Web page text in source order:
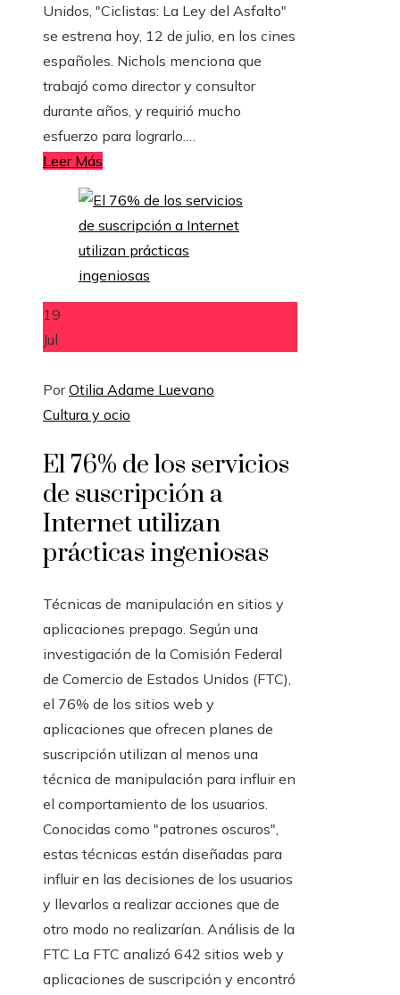
Unidos, "Ciclistas: La Ley del Asfalto"
se estrena hoy, 12 de julio, en los cines
españoles. Nichols menciona que
trabajó como director y consultor
durante años, y requirió mucho
esfuerzo para lograrlo.…
Leer Más
19
Jul
PorOtilia Adame Luevano
Cultura y ocio
El 76% de los servicios
de suscripción a
Internet utilizan
prácticas ingeniosas
Técnicas de manipulación en sitios y
aplicaciones prepago. Según una
investigación de la Comisión Federal
de Comercio de Estados Unidos (FTC),
el 76% de los sitios web y
aplicaciones que ofrecen planes de
suscripción utilizan al menos una
técnica de manipulación para influir en
el comportamiento de los usuarios.
Conocidas como "patrones oscuros",
estas técnicas están diseñadas para
influir en las decisiones de los usuarios
y llevarlos a realizar acciones que de
otro modo no realizarían. Análisis de la
FTC La FTC analizó 642 sitios web y
aplicaciones de suscripción y encontró